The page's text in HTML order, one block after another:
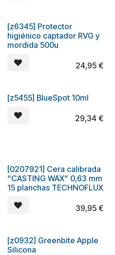
[z6345] Protector
higiénico captador RVG y
mordida 500u
24,95€
[z5455] BlueSpot 10ml
29,34 €
[0207921] Cera calibrada
“CASTING WAX” 0,63 mm
15 planchas TECHNOFLUX
39,95€
[z0932] Greenbite Apple
Silicona